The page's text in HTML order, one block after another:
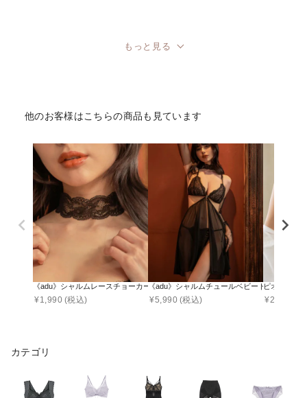
もっと見る
セクシーランジェリーで感じる悩みはありますか？
「紐の食い込み」が上位を占める結果になり
ました。 tu-hacciでは商品問わず、「レースの
チクチク感」を感じないよう素材選びを行っ
ております。また、アイテムによってはレー
スに伸縮性があるものや、ストラップやサイ
ズの調整ができるものもございます。 そのた
め、感じやすい紐の食い込みも軽減し、安心
してお使いいただけます。
・最近バストにハリがなくなってきた
・綺麗な谷間やバストにボリュームが欲しい
他のお客様はこちらの商品も見ています
《adu》シャルムレースチョーカー
¥1,990 (税込)
《adu》シャルムチュールベビードール＆サ
¥5,990 (税込)
ピオニーレ
¥2,090
カテゴリ